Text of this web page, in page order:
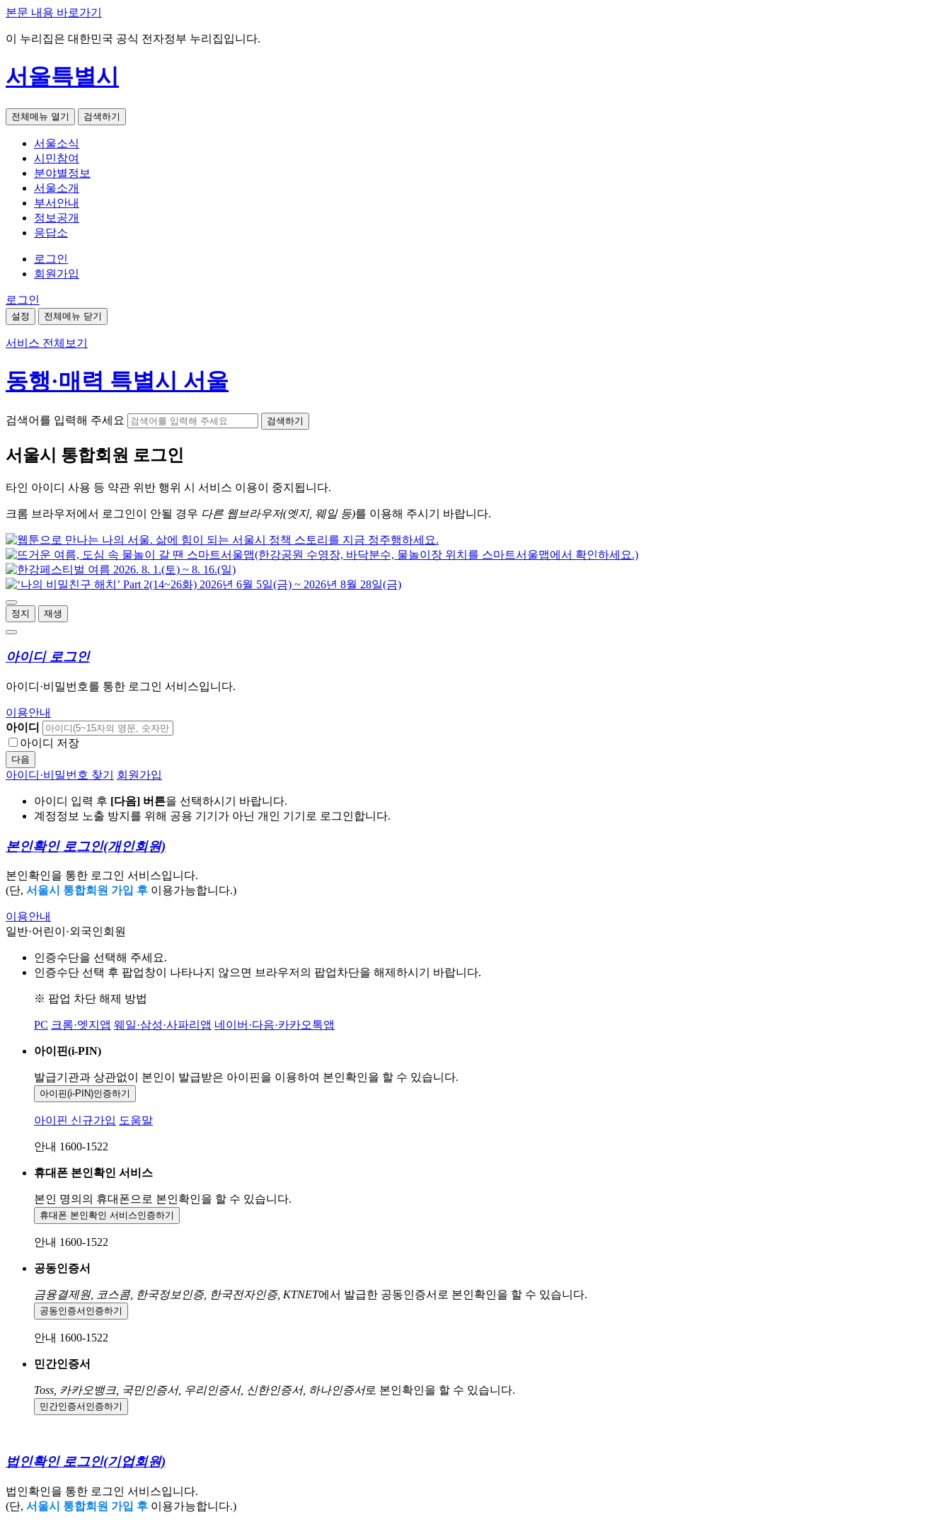
본문 내용 바로가기
이 누리집은 대한민국 공식 전자정부 누리집입니다.
서울특별시
전체메뉴 열기 검색하기
서울소식
시민참여
분야별정보
서울소개
부서안내
정보공개
응답소
로그인
회원가입
로그인
설정 전체메뉴 닫기
서비스 전체보기
동행·매력 특별시 서울
검색어를 입력해 주세요 검색하기
서울시 통합회원 로그인
타인 아이디 사용 등 약관 위반 행위 시 서비스 이용이 중지됩니다.
크롬 브라우저에서 로그인이 안될 경우 다른 웹브라우저(엣지, 웨일 등)를 이용해 주시기 바랍니다.
정지 재생
아이디 로그인
아이디·비밀번호를 통한 로그인 서비스입니다.
이용안내
아이디
아이디 저장
다음
아이디·비밀번호 찾기 회원가입
아이디 입력 후 [다음] 버튼을 선택하시기 바랍니다.
계정정보 노출 방지를 위해 공용 기기가 아닌 개인 기기로 로그인합니다.
본인확인 로그인(개인회원)
본인확인을 통한 로그인 서비스입니다.
(단, 서울시 통합회원 가입 후 이용가능합니다.)
이용안내
일반·어린이·외국인회원
인증수단을 선택해 주세요.
인증수단 선택 후 팝업창이 나타나지 않으면 브라우저의 팝업차단을 해제하시기 바랍니다.
※ 팝업 차단 해제 방법
PC 크롬·엣지앱 웨일·삼성·사파리앱 네이버·다음·카카오톡앱
아이핀(i-PIN)
발급기관과 상관없이 본인이 발급받은 아이핀을 이용하여 본인확인을 할 수 있습니다.
아이핀(i-PIN)인증하기
아이핀 신규가입 도움말
안내 1600-1522
휴대폰 본인확인 서비스
본인 명의의 휴대폰으로 본인확인을 할 수 있습니다.
휴대폰 본인확인 서비스인증하기
안내 1600-1522
공동인증서
금융결제원, 코스콤, 한국정보인증, 한국전자인증, KTNET에서 발급한 공동인증서로 본인확인을 할 수 있습니다.
공동인증서 인증하기
안내 1600-1522
민간인증서
Toss, 카카오뱅크, 국민인증서, 우리인증서, 신한인증서, 하나인증서로 본인확인을 할 수 있습니다.
민간인증서 인증하기
법인확인 로그인(기업회원)
법인확인을 통한 로그인 서비스입니다.
(단, 서울시 통합회원 가입 후 이용가능합니다.)